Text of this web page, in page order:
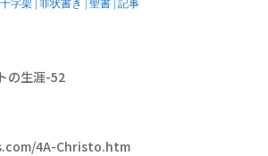
|十字架 |罪状書き |聖書 |記事
の生涯-52
4A-Christo.htm